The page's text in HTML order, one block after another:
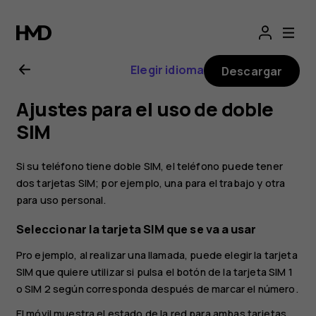
Guía
del
usuario
de
Nokia
X20
Elegir idioma Descargar
Ajustes para el uso de doble
SIM
Si su teléfono tiene doble SIM, el teléfono puede tener
dos tarjetas SIM; por ejemplo, una para el trabajo y otra
para uso personal.
Seleccionar la tarjeta SIM que se va a usar
Pro ejemplo, al realizar una llamada, puede elegir la tarjeta
SIM que quiere utilizar si pulsa el botón de la tarjeta SIM 1
o SIM 2 según corresponda después de marcar el número.